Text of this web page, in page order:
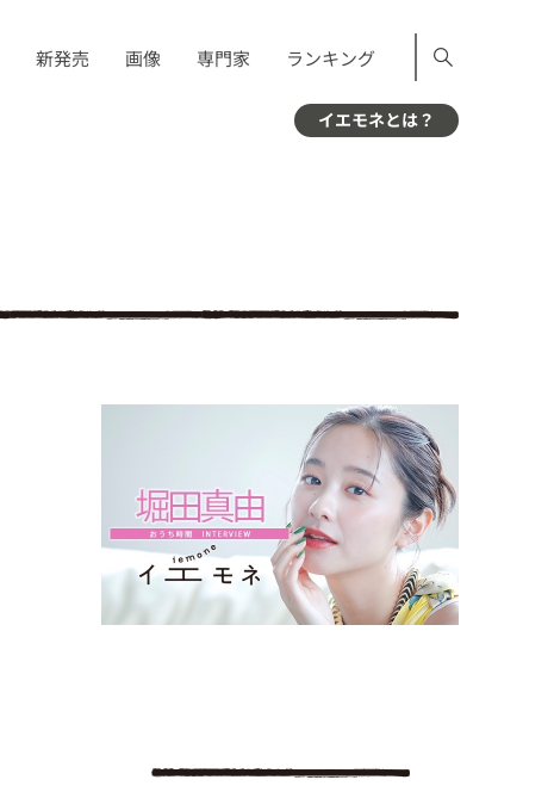
新発売 画像 専門家 ランキング
イエモネとは？